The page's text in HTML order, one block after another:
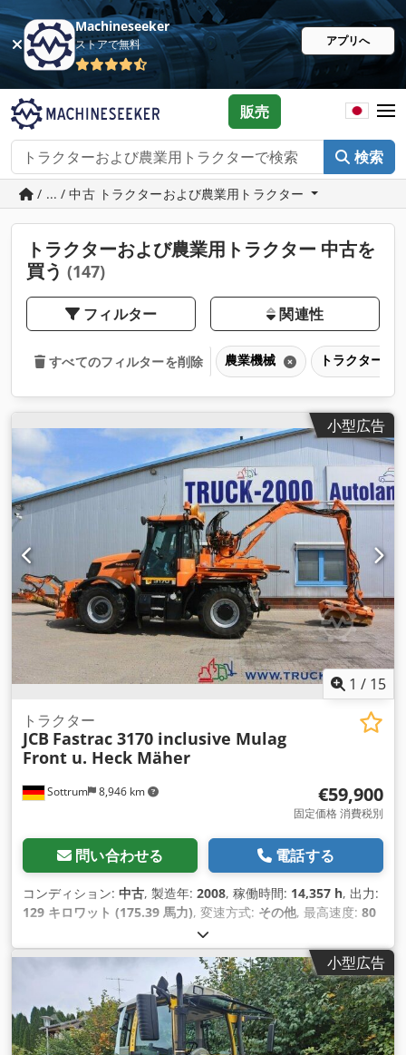
Machineseeker
ストアで無料 アプリへ
検索
販売
/ ... / 中古 トラクターおよび農業用トラクター
トラクターおよび農業用トラクター 中古を
買う (147)
フィルター 関連性
すべてのフィルターを削除 農業機械 トラクターお
小型広告
1 / 15
Sottrum 8,946 km
トラクター
JCB Fastrac 3170 inclusive Mulag
Front u. Heck Mäher
€59,900
固定価格 消費税別
問い合わせる 電話する
コンディション: 中古, 製造年: 2008, 稼働時間: 14,357 h, 出力:
129 キロワット (175.39 馬力), 変速方式: その他, 最高速度: 80
, 色:オレンジ
kg（キログラム）, 走行距離:14,358 km, 空車重量:7,277
kg（キログラム）
, 最大積載重量:4,723 kg（キログラム）, ア
4x4 , サスペンション:鋼, 座席数:2, 運転席:デイキ
ャブ, ホイールベース: 3,000 mm, ブレーキ:その他, 排出クラ
ス:なし, 装備:ABS（アンチロック・ブレーキ・システム）, エ
アコン, キャビン, トレーラー連結装置, パワーステアリング, 全
小型広告